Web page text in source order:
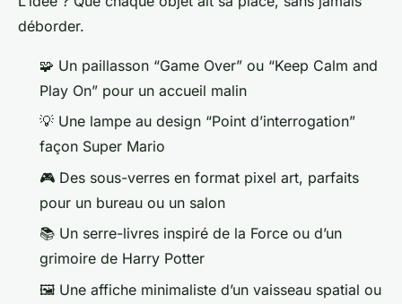
déborder.
🧩 Un paillasson “Game Over” ou “Keep Calm and
Play On” pour un accueil malin
💡 Une lampe au design “Point d’interrogation”
façon Super Mario
🎮 Des sous-verres en format pixel art, parfaits
pour un bureau ou un salon
📚 Un serre-livres inspiré de la Force ou d’un
grimoire de Harry Potter
🖼️ Une affiche minimaliste d’un vaisseau spatial ou